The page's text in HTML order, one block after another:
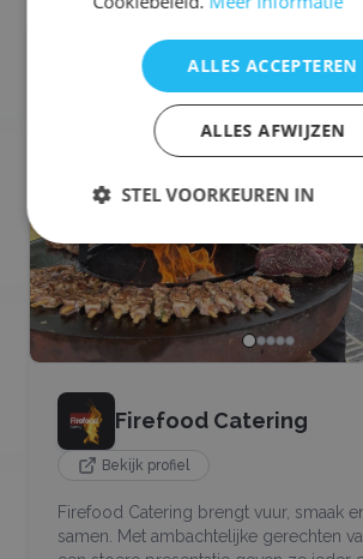
Firefood Catering
Bekijk profiel
Firefood Catering brengt vuur, smaak
samen. Met ambachtelijke gerechten
ALLES ACCEPTEREN
ALLES AFWIJZEN
STEL VOORKEUREN IN